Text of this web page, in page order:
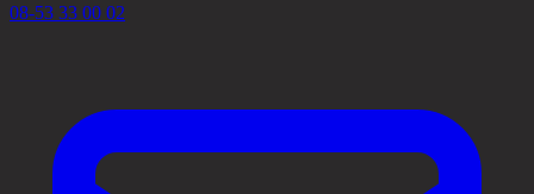
08-53 33 00 02